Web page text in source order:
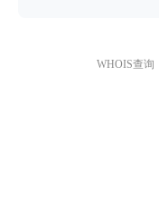
WHOIS查询